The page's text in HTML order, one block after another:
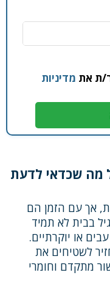
ת את מדיניות
מה שכדאי לדעת
אך עם הזמן הם
בבית לא תמיד
או יוקרתיים.
לשטיחים את
מתקדם וחומרי